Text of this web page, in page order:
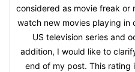
considered as movie freak or
watch new movies playing in
US television series and
addition, I would like to
end of my post. This rating